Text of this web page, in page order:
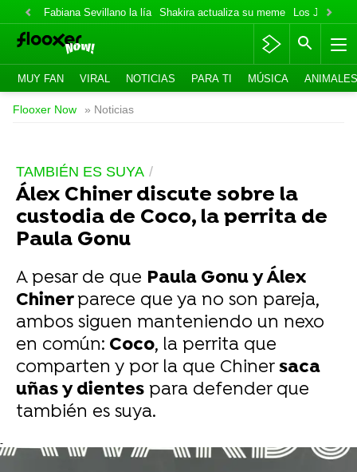
Fabiana Sevillano la lía Shakira actualiza su meme Los Jonas
MUY FAN VIRAL NOTICIAS PARA TI MÚSICA ANIMALES
Flooxer Now » Noticias
TAMBIÉN ES SUYA
Álex Chiner discute sobre la
custodia de Coco, la perrita de
Paula Gonu
A pesar de que Paula Gonu y Álex
Chinerparece que ya no son pareja,
ambos siguen manteniendo un nexo
en común: Coco, la perrita que
comparten y por la que Chinersaca
uñas y dientes para defender que
también es suya.
-